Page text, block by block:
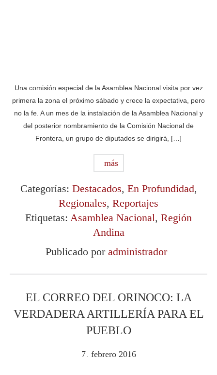
Una comisión especial de la Asamblea Nacional visita por vez
primera la zona el próximo sábado y crece la expectativa, pero
no la fe. A un mes de la instalación de la Asamblea Nacional y
del posterior nombramiento de la Comisión Nacional de
Frontera, un grupo de diputados se dirigirá, […]
más
Categorías: Destacados, En Profundidad,
Regionales, Reportajes
Etiquetas: Asamblea Nacional, Región
Andina
Publicado por administrador
EL CORREO DEL ORINOCO: LA
VERDADERA ARTILLERÍA PARA EL
PUEBLO
7 febrero 2016